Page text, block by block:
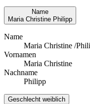
Name
Maria Christine Philipp
Name
Maria Christine /
Vornamen
Maria Christine
Nachname
Philipp
Geschlecht weiblich